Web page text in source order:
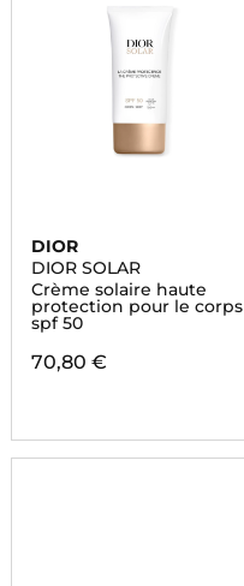
DIOR
DIOR SOLAR
Crème solaire haute
protection pour le corps
spf 50
70,80 €